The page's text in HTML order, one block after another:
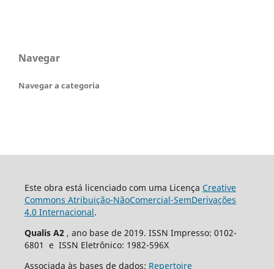
Navegar
Navegar a categoria
Este obra está licenciado com uma Licença Creative
Commons Atribuição-NãoComercial-SemDerivações
4.0 Internacional.
Qualis A2 , ano base de 2019. ISSN Impresso: 0102-
6801 e ISSN Eletrônico: 1982-596X
Associada às bases de dados: Repertoire